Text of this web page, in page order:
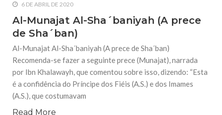
NOTÍCIAS
3 DE JULHO DE 2014
Centro Islâmico no Brasil recebe o ex-
ministro das Relações Exteriores da
República Islâmica do Irã
Na noite da quinta-feira, 03 de Abril, o Centro Islâmico no
Brasil recebeu em sua sede, em São Paulo, o ex-ministro das
Relações Exteriores da República Islâmica do Irã, Sr. Kamal
Kharrazi, que encontra-se visitando
6 DE ABRIL DE 2020
Al-Munajat Al-Sha´baniyah (A prece
de Sha´ban)
Al-Munajat Al-Sha´baniyah (A prece de Sha´ban)
Recomenda-se fazer a seguinte prece (Munajat), narrada
por Ibn Khalawayh, que comentou sobre isso, dizendo: “Esta
é a confidência do Príncipe dos Fiéis (A.S.) e dos Imames
(A.S.), que costumavam
Read More